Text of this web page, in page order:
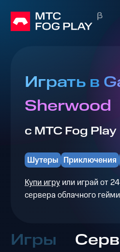
Играть в
Sherwood
с МТС Fog Play
Шутеры Приключения
Купи игруили играй от
сервера облачного
Игры